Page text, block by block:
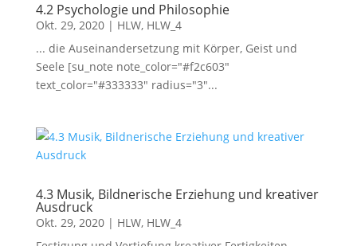
4.2 Psychologie und Philosophie
Okt. 29, 2020| HLW, HLW_4
... die Auseinandersetzung mit Körper, Geist und
Seele [su_note note_color="#f2c603"
text_color="#333333" radius="3"...
4.3 Musik, Bildnerische Erziehung und kreativer
Ausdruck
Okt. 29, 2020| HLW, HLW_4